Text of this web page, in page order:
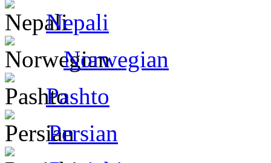
Nepali
Norwegian
Pashto
Persian